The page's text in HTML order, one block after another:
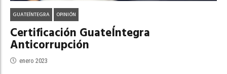
GUATEÍNTEGRA OPINIÓN
Certificación GuateÍntegra
Anticorrupción
enero 2023